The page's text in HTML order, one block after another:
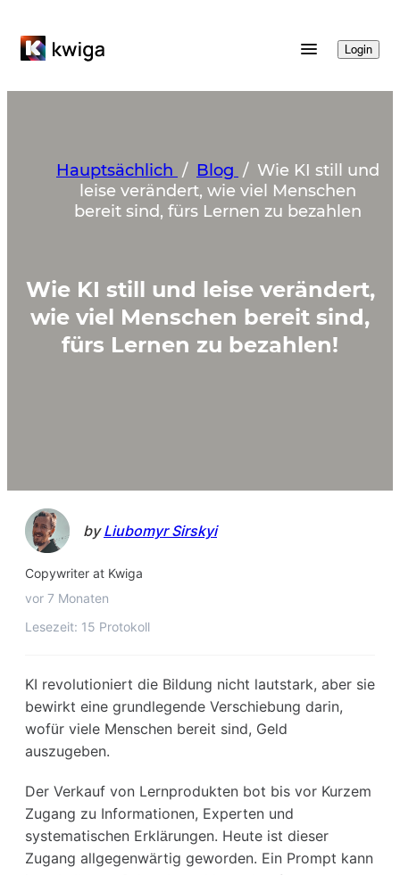
Login
Hauptsächlich / Blog / Wie KI still und
leise verändert, wie viel Menschen
bereit sind, fürs Lernen zu bezahlen
Wie KI still und leise verändert,
wie viel Menschen bereit sind,
fürs Lernen zu bezahlen!
byLiubomyr Sirskyi
Copywriter at Kwiga
vor 7 Monaten
Lesezeit: 15 Protokoll
KI revolutioniert die Bildung nicht lautstark, aber sie
bewirkt eine grundlegende Verschiebung darin,
wofür viele Menschen bereit sind, Geld
auszugeben.
Der Verkauf von Lernprodukten bot bis vor Kurzem
Zugang zu Informationen, Experten und
systematischen Erklärungen. Heute ist dieser
Zugang allgegenwärtig geworden. Ein Prompt kann